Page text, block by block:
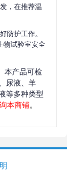
，在推荐温
防护工作。
物试验室安全
本产品可检
尿液、羊
等多种类型
本商铺。